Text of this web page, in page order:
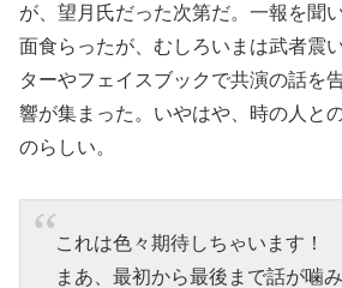
が、望月氏だった次第だ。一報を聞
面食らったが、むしろいまは武者震
ターやフェイスブックで共演の話を
響が集まった。いやはや、時の人と
のらしい。
これは色々期待しちゃいます！
まあ、最初から最後まで話が噛